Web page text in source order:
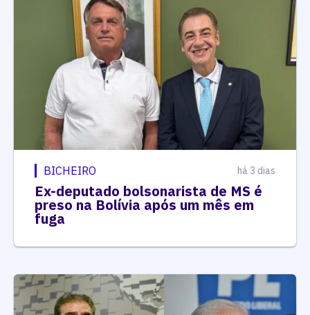
BICHEIRO há 3 dias
Ex-deputado bolsonarista de MS é
preso na Bolívia após um mês em
fuga